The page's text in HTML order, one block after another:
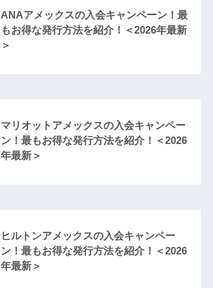
ANAアメックスの入会キャンペーン！最
もお得な発行方法を紹介！＜2026年最新
＞
マリオットアメックスの入会キャンペー
ン！最もお得な発行方法を紹介！＜2026
年最新＞
ヒルトンアメックスの入会キャンペー
ン！最もお得な発行方法を紹介！＜2026
年最新＞